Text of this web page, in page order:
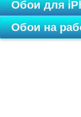
Обои для
Обои на